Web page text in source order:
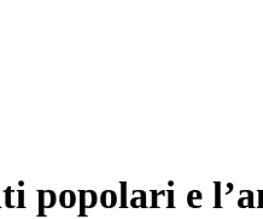
popolari e